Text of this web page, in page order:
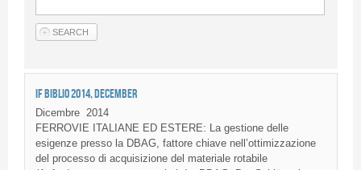
IF BIBLIO 2014, DECEMBER
Dicembre
2014
FERROVIE ITALIANE ED ESTERE: La gestione delle
esigenze presso la DBAG, fattore chiave nell’ottimizzazione
del processo di acquisizione del materiale rotabile